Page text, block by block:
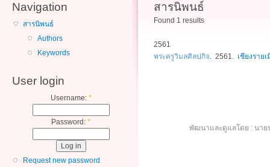
Navigation
สารนิพนธ์
Authors
Keywords
User login
Username: *
Password: *
Request new password
สารนิพนธ์
Found 1 results
2561
พระครูวิมลศิลปกิจ. 2561. เชียงราย
พัฒนาและดูแลโดย : นาย